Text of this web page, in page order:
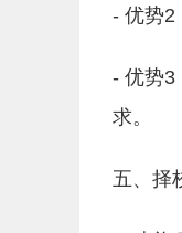
- 优势2
- 优势3
求。
五、择